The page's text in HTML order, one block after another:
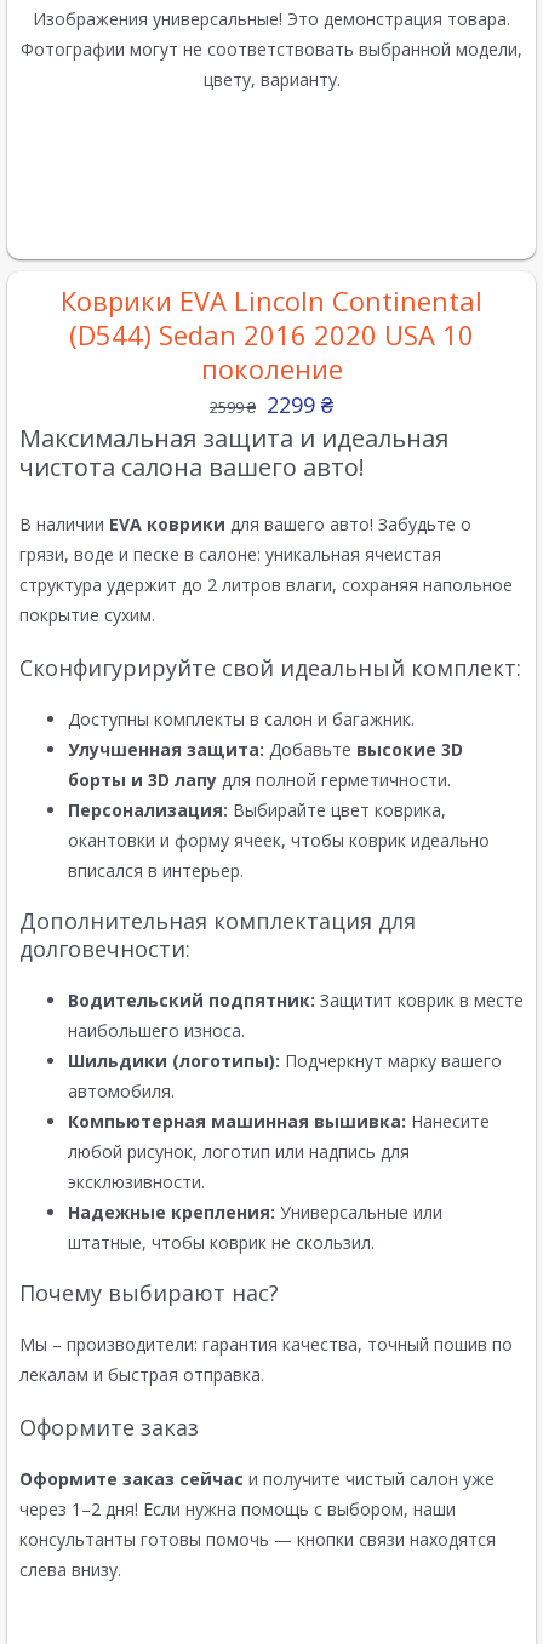
Изображения универсальные! Это демонстрация товара.
Фотографии могут не соответствовать выбранной модели,
цвету, варианту.
Коврики EVA Lincoln Continental
(D544) Sedan 2016 2020 USA 10
поколение
2599₴ 2299 ₴
Максимальная защита и идеальная
чистота салона вашего авто!
В наличии EVA коврики для вашего авто! Забудьте о
грязи, воде и песке в салоне: уникальная ячеистая
структура удержит до 2 литров влаги, сохраняя напольное
покрытие сухим.
Сконфигурируйте свой идеальный комплект:
Доступны комплекты в салон и багажник.
Улучшенная защита: Добавьте высокие 3D
борты и 3D лапу для полной герметичности.
Персонализация: Выбирайте цвет коврика,
окантовки и форму ячеек, чтобы коврик идеально
вписался в интерьер.
Дополнительная комплектация для
долговечности:
Водительский подпятник: Защитит коврик в месте
наибольшего износа.
Шильдики (логотипы): Подчеркнут марку вашего
автомобиля.
Компьютерная машинная вышивка: Нанесите
любой рисунок, логотип или надпись для
эксклюзивности.
Надежные крепления: Универсальные или
штатные, чтобы коврик не скользил.
Почему выбирают нас?
Мы – производители: гарантия качества, точный пошив по
лекалам и быстрая отправка.
Оформите заказ
Оформите заказ сейчас и получите чистый салон уже
через 1–2 дня! Если нужна помощь с выбором, наши
консультанты готовы помочь — кнопки связи находятся
слева внизу.